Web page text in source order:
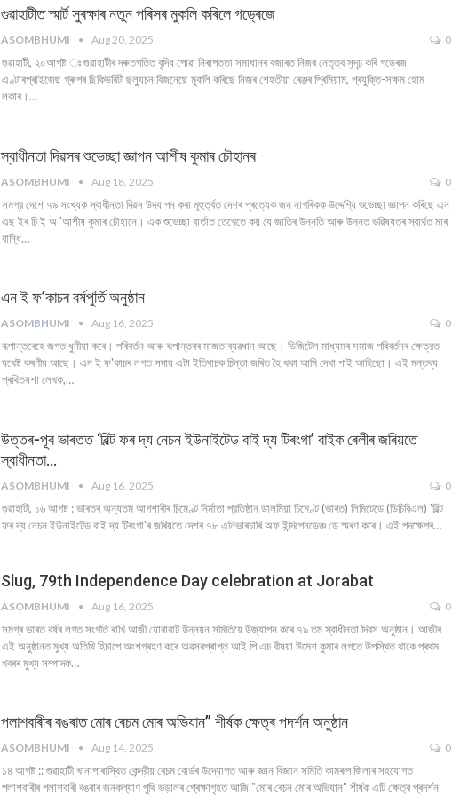
গুৱাহাটীত স্মাৰ্ট সুৰক্ষাৰ নতুন পৰিসৰ মুকলি কৰিলে গড্ৰেজে
ASOMBHUMI Aug 20, 2025 0
গুৱাহাটী, ২০আগষ্ট ঃ গুৱাহাটীৰ দ্ৰুতগতিত বৃদ্ধি পোৱা নিৰাপত্তা সমাধানৰ বজাৰত নিজৰ নেতৃত্ব সুদৃঢ় কৰি গড্ৰেজ
এণ্টাৰপ্ৰাইজেছ গ্ৰুপৰ ছিকিউৰিটী ছল্যুচন বিজনেছে মুকলি কৰিছে নিজৰ শেহতীয়া ৰেঞ্জৰ প্ৰিমিয়াম, প্ৰযুক্তি-সক্ষম হোম
লকাৰ।…
স্বাধীনতা দিৱসৰ শুভেচ্ছা জ্ঞাপন আশীষ কুমাৰ চৌহানৰ
ASOMBHUMI Aug 18, 2025 0
সমগ্র দেশে ৭৯ সংখ্যক স্বাধীনতা দিৱস উদযাপন কৰা মূহুর্ত্বত দেশৰ প্ৰত্যেক জন নাগৰিকক উদ্দেশ্যি শুভেচ্ছা জ্ঞাপন কৰিছে এন
এছ ইৰ চি ই অ 'আশীষ কুমাৰ চৌহানে। এক শুভেচ্ছা বাৰ্তাত তেখেতে কয় যে জাতিৰ উন্নতি আৰু উন্নত ভৱিষ্যতৰ স্বাৰ্থত মাৰ
বান্ধি…
এন ই ফ’কাচৰ বৰ্ষপুৰ্তি অনুষ্ঠান
ASOMBHUMI Aug 16, 2025 0
ৰূপান্তৰেহে জগত ধুনীয়া কৰে। পৰিবৰ্তন আৰু ৰূপান্তৰৰ মাজত ব্যৱধান আছে। ডিজিটেল মাধ্যমৰ সমাজ পৰিবৰ্তনৰ ক্ষেত্রত
যথেষ্ট কৰণীয় আছে। এন ই ফ'কাচৰ লগত সদায় এটা ইতিবাচক চিন্তা জৰিত হৈ থকা আমি দেখা পাই আহিছো। এই মন্তব্য
প্ৰথিতযশা লেখক,…
উত্তৰ-পূব ভাৰতত ‘বিল্ট ফৰ দ্য নেচন ইউনাইটেড বাই দ্য টিৰংগা’ বাইক ৰেলীৰ জৰিয়তে
স্বাধীনতা…
ASOMBHUMI Aug 16, 2025 0
গুৱাহাটী, ১৬ আগষ্ট : ভাৰতৰ অন্যতম আগশাৰীৰ চিমেণ্ট নির্মাতা প্রতিষ্ঠান ডালমিয়া চিমেণ্ট (ভাৰত) লিমিটেডে (ডিচিবিএল) 'বিল্ট
ফৰ দ্য নেচন ইউনাইটেড বাই দ্য টিৰংগা'ৰ জৰিয়তে দেশৰ ৭৮ এনিভাৰচাৰি অফ ইন্দিপেনডেঞ্চ ডে স্মৰণ কৰে। এই পদক্ষেপৰ…
Slug, 79th Independence Day celebration at Jorabat
ASOMBHUMI Aug 16, 2025 0
সমগ্ৰ ভাৰত বৰ্ষৰ লগত সংগতি ৰাখি আজী যোৰাবাট উন্নয়ন সমিতিয়ে উজ্যাপন কৰে ৭৯ তম স্বাধীনতা দিবস অনুষ্ঠান। আজীৰ
এই অনুষ্ঠানত মুখ্য অতিথি হিচাপে অংশগ্ৰহণ কৰে অৱসৰপ্ৰাপ্ত আই পি এচ বীষয়া উমেশ কুমাৰ লগতে উপস্থিত থাকে প্ৰথম
খবৰৰ মুখ্য সম্পাদক…
পলাশবাৰীৰ বঙৰাত মোৰ ৰেচম মোৰ অভিযান” শীৰ্ষক ক্ষেত্ৰ পদৰ্শন অনুষ্ঠান
ASOMBHUMI Aug 14, 2025 0
১৪ আগষ্ট :: গুৱাহাটী খানাপাৰাস্থিত কেন্দ্রীয় ৰেচম বোর্ডৰ উদ্যোগত আৰু জ্ঞান বিজ্ঞান সমিতি কামৰূপ জিলাৰ সহযোগত
পলাশবাৰীৰ পলাশবাৰী বঙৰাৰ জনকল্যাণ পুথি ভড়ালৰ প্ৰেক্ষাগৃহত আজি "মোৰ ৰেচন মোৰ অভিযান" শীৰ্ষক এটি ক্ষেত্ৰ প্ৰদৰ্শন